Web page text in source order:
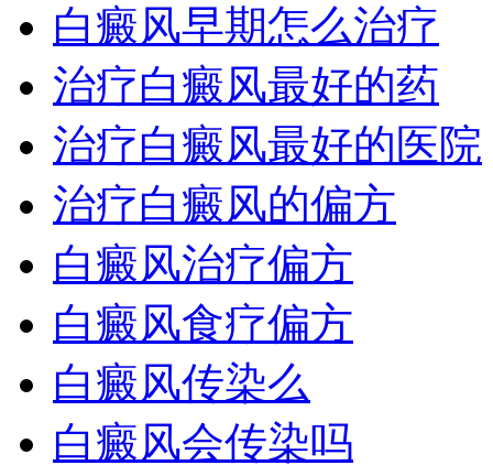
白癜风早期怎么治疗
治疗白癜风最好的药
治疗白癜风最好的医院
治疗白癜风的偏方
白癜风治疗偏方
白癜风食疗偏方
白癜风传染么
白癜风会传染吗